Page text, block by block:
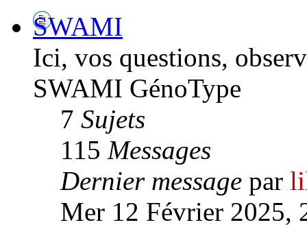
SWAMI
Ici, vos questions,
SWAMI GénoType
7 Sujets
115 Messages
Dernier message par
Mer 12 Février 2025,